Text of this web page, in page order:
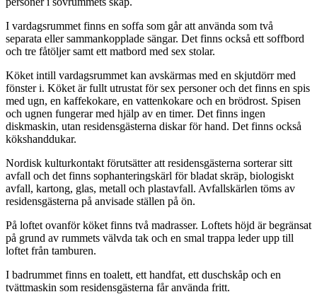
I vardagsrummet finns en soffa som går att använda som två
separata eller sammankopplade sängar. Det finns också ett soffbord
och tre fåtöljer samt ett matbord med sex stolar.
Köket intill vardagsrummet kan avskärmas med en skjutdörr med
fönster i. Köket är fullt utrustat för sex personer och det finns en spis
med ugn, en kaffekokare, en vattenkokare och en brödrost. Spisen
och ugnen fungerar med hjälp av en timer. Det finns ingen
diskmaskin, utan residensgästerna diskar för hand. Det finns också
kökshanddukar.
Nordisk kulturkontakt förutsätter att residensgästerna sorterar sitt
avfall och det finns sophanteringskärl för bladat skräp, biologiskt
avfall, kartong, glas, metall och plastavfall. Avfallskärlen töms av
residensgästerna på anvisade ställen på ön.
På loftet ovanför köket finns två madrasser. Loftets höjd är begränsat
på grund av rummets välvda tak och en smal trappa leder upp till
loftet från tamburen.
I badrummet finns en toalett, ett handfat, ett duschskåp och en
tvättmaskin som residensgästerna får använda fritt.